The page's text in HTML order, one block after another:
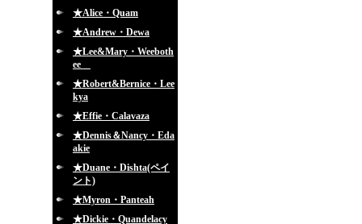
★Alice・Quam
★Andrew・Dewa
★Lee&Mary・Weeboth
ee
★Robert&Bernice・Lee
kya
★Effie・Calavaza
★Dennis＆Nancy・Eda
akie
★Duane・Dishta(ペイ
ント)
★Myron・Panteah
★Dickie・Quandelacy